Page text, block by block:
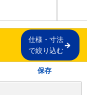
仕様・寸法
で絞り込む
保存